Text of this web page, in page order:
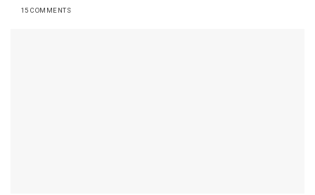
15 COMMENTS